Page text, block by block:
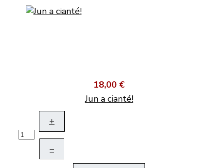
18,00 €
Jun a cianté!
+
–